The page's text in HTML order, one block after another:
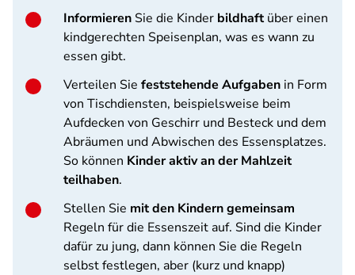
Informieren Sie die Kinder bildhaftüber einen
kindgerechten Speisenplan, was es wann zu
essen gibt.
Verteilen Sie feststehende Aufgaben in Form
von Tischdiensten, beispielsweise beim
Aufdecken von Geschirr und Besteck und dem
Abräumen und Abwischen des Essensplatzes.
So können Kinder aktiv an der Mahlzeit
teilhaben.
Stellen Sie mit den Kindern gemeinsam
Regeln für die Essenszeit auf. Sind die Kinder
dafür zu jung, dann können Sie die Regeln
selbst festlegen, aber (kurz und knapp)